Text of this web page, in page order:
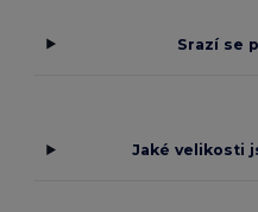
Srazí se
Jaké velikosti